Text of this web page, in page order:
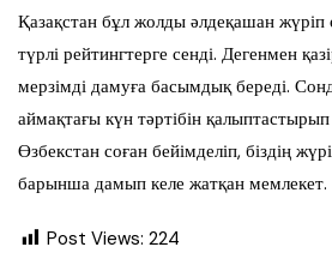
Қазақстан бұл жолды әлдеқашан
түрлі рейтингтерге сенді. Дегенмен
мерзімді дамуға басымдық береді.
аймақтағы күн тәртібін
Өзбекстан соған бейімделіп, біздің
барынша дамып келе жатқан мемлекет.
Post Views: 224